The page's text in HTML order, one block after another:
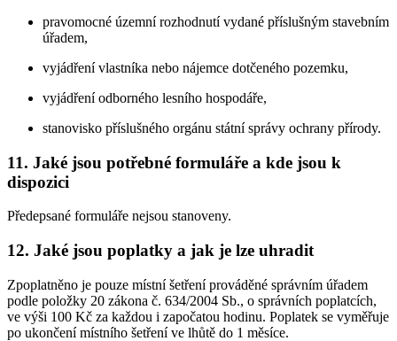
pravomocné územní rozhodnutí vydané příslušným stavebním
úřadem,
vyjádření vlastníka nebo nájemce dotčeného pozemku,
vyjádření odborného lesního hospodáře,
stanovisko příslušného orgánu státní správy ochrany přírody.
11. Jaké jsou potřebné formuláře a kde jsou k
dispozici
Předepsané formuláře nejsou stanoveny.
12. Jaké jsou poplatky a jak je lze uhradit
Zpoplatněno je pouze místní šetření prováděné správním úřadem
podle položky 20 zákona č. 634/2004 Sb., o správních poplatcích,
ve výši 100 Kč za každou i započatou hodinu. Poplatek se vyměřuje
po ukončení místního šetření ve lhůtě do 1 měsíce.